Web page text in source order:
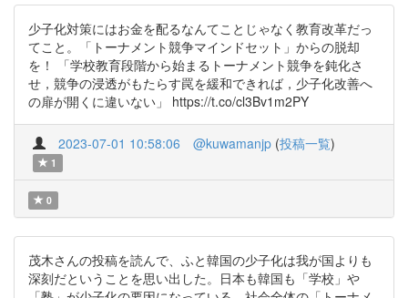
少子化対策にはお金を配るなんてことじゃなく教育改革だっ
てこと。「トーナメント競争マインドセット」からの脱却
を！ 「学校教育段階から始まるトーナメント競争を鈍化さ
せ，競争の浸透がもたらす罠を緩和できれば，少子化改善へ
の扉が開くに違いない」 https://t.co/cl3Bv1m2PY
2023-07-01 10:58:06 @kuwamanjp (投稿一覧)
1
0
茂木さんの投稿を読んで、ふと韓国の少子化は我が国よりも
深刻だということを思い出した。日本も韓国も「学校」や